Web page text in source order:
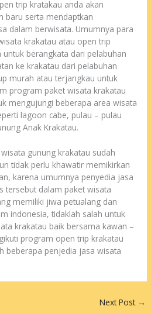
trip kratakau anda akan
baru serta mendaptkan
dalam berwisata. Umumnya para
krakatau atau open trip
berangkata dari pelabuhan
ke krakatau dari pelabuhan
murah atau terjangkau untuk
program paket wisata krakatau
mengujungi beberapa area wisata
lagoon cabe, pulau – pulau
Anak Krakatau.
gunung krakatau sudah
tidak perlu khawatir memikirkan
karena umumnya penyedia jasa
tersebut dalam paket wisata
memiliki jiwa petualang dan
indonesia, tidaklah salah untuk
krakatau baik bersama kawan –
program open trip krakatau
beberapa penjedia jasa wisata
Next Post →